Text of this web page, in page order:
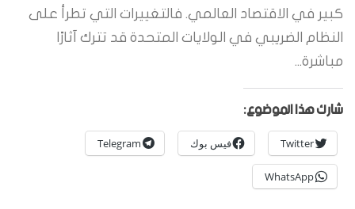
كبير في الاقتصاد العالمي. فالتغييرات التي تطرأ على
النظام الضريبي في الولايات المتحدة قد تترك آثارًا
مباشرة...
شارك هذا الموضوع:
Twitter فيس بوك Telegram
WhatsApp